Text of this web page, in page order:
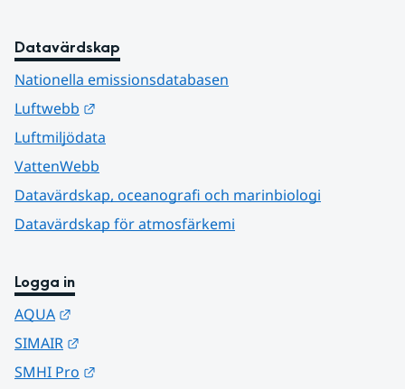
Datavärdskap
Nationella emissionsdatabasen
Luftwebb
Luftmiljödata
VattenWebb
Datavärdskap, oceanografi och marinbiologi
Datavärdskap för atmosfärkemi
Logga in
AQUA
SIMAIR
SMHI Pro